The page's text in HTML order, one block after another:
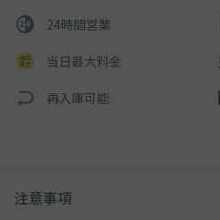
24時間営業
当日最大料金
再入庫可能
注意事項